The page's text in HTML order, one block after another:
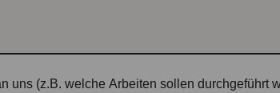
uns (z.B. welche Arbeiten sollen durchgeführt